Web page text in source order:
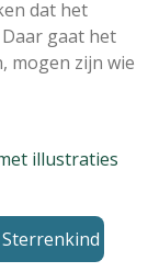
dat het
gaat het
mogen zijn wie
illustraties